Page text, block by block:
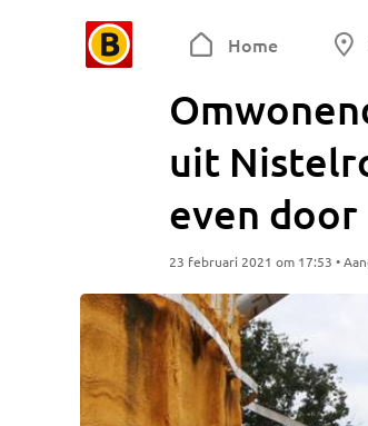
Home
uit
even door
23 februari 2021 om 17:53 •